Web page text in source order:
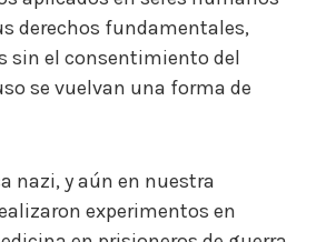
derechos fundamentales,
sin el consentimiento del
se vuelvan una forma de
nazi, y aún en nuestra
experimentos en